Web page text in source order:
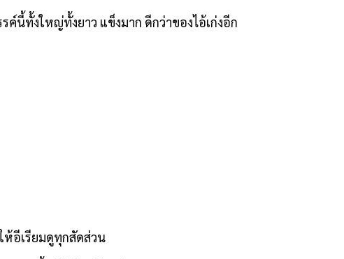
ค์นี้ทั้งใหญ่ทั้งยาว แข็งมาก ดีกว่าของไอ้เก่งอีก
ห้อีเรียมดูทุกสัดส่วน